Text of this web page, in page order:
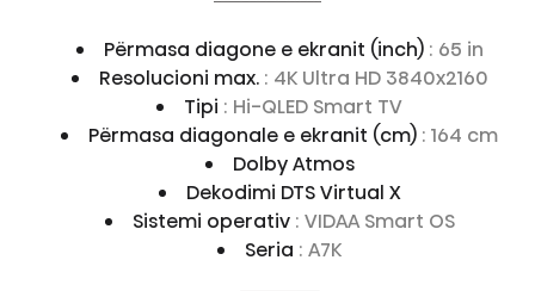
Përmasa diagone e ekranit (inch) : 65 in
Resolucioni max. : 4K Ultra HD 3840x2160
Tipi : Hi-QLED Smart TV
Përmasa diagonale e ekranit (cm) : 164 cm
Dolby Atmos
Dekodimi DTS Virtual X
Sistemi operativ : VIDAA Smart OS
Seria : A7K